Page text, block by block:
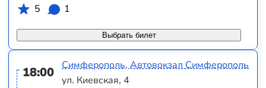
Выбрать билет
5
1
18:00
Симферополь, Автовокзал Симферополь
ул. Киевская, 4